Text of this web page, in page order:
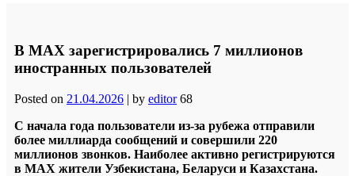
В MAX зарегистрировались 7 миллионов
иностранных пользователей
Posted on 21.04.2026 | by editor 68
С начала года пользователи из-за рубежа отправили
более миллиарда сообщений и совершили 220
миллионов звонков. Наиболее активно регистрируются
в MAX жители Узбекистана, Беларуси и Казахстана.